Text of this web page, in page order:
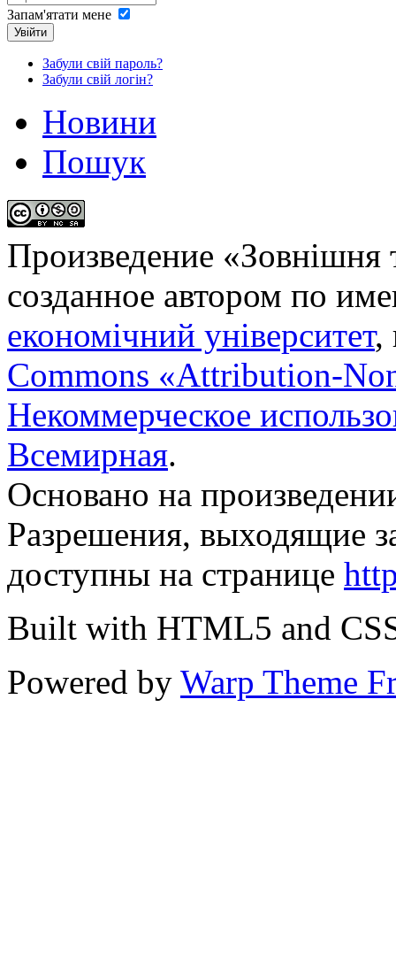
Запам'ятати мене
Увійти
Забули свій пароль?
Забули свій логін?
Новини
Пошук
Произведение «Зовнішня
созданное автором по
економічний університет,
Commons «Attribution-
Некоммерческое
Всемирная.
Основано на
Разрешения, выходящие
доступны на странице
Built with HTML5 and
Powered by Warp Theme